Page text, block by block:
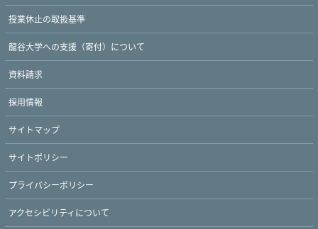
授業休止の取扱基準
龍谷大学への支援（寄付）について
資料請求
採用情報
サイトマップ
サイトポリシー
プライバシーポリシー
アクセシビリティについて